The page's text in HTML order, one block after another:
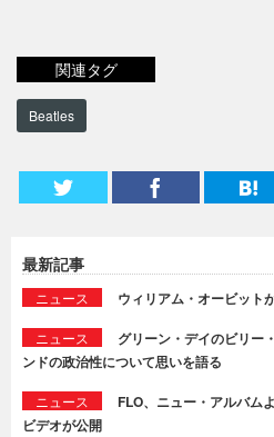
関連タグ
Beatles
最新記事
ニュース ウィリアム・オービット
ニュース
グリーン・デイのビリー
ンドの政治性について思いを語る
ニュース
FLO、ニュー・アルバム
ビデオが公開